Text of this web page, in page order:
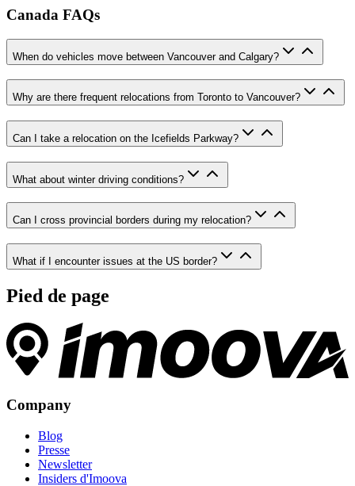
Canada FAQs
When do vehicles move between Vancouver and Calgary?
Why are there frequent relocations from Toronto to Vancouver?
Can I take a relocation on the Icefields Parkway?
What about winter driving conditions?
Can I cross provincial borders during my relocation?
What if I encounter issues at the US border?
Pied de page
Company
Blog
Presse
Newsletter
Insiders d'Imoova